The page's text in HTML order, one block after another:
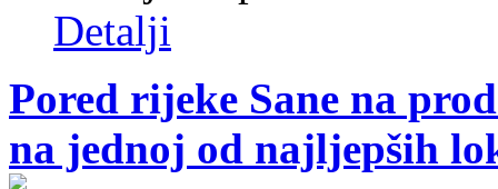
Detalji
Pored rijeke Sane na
na jednoj od najljepših